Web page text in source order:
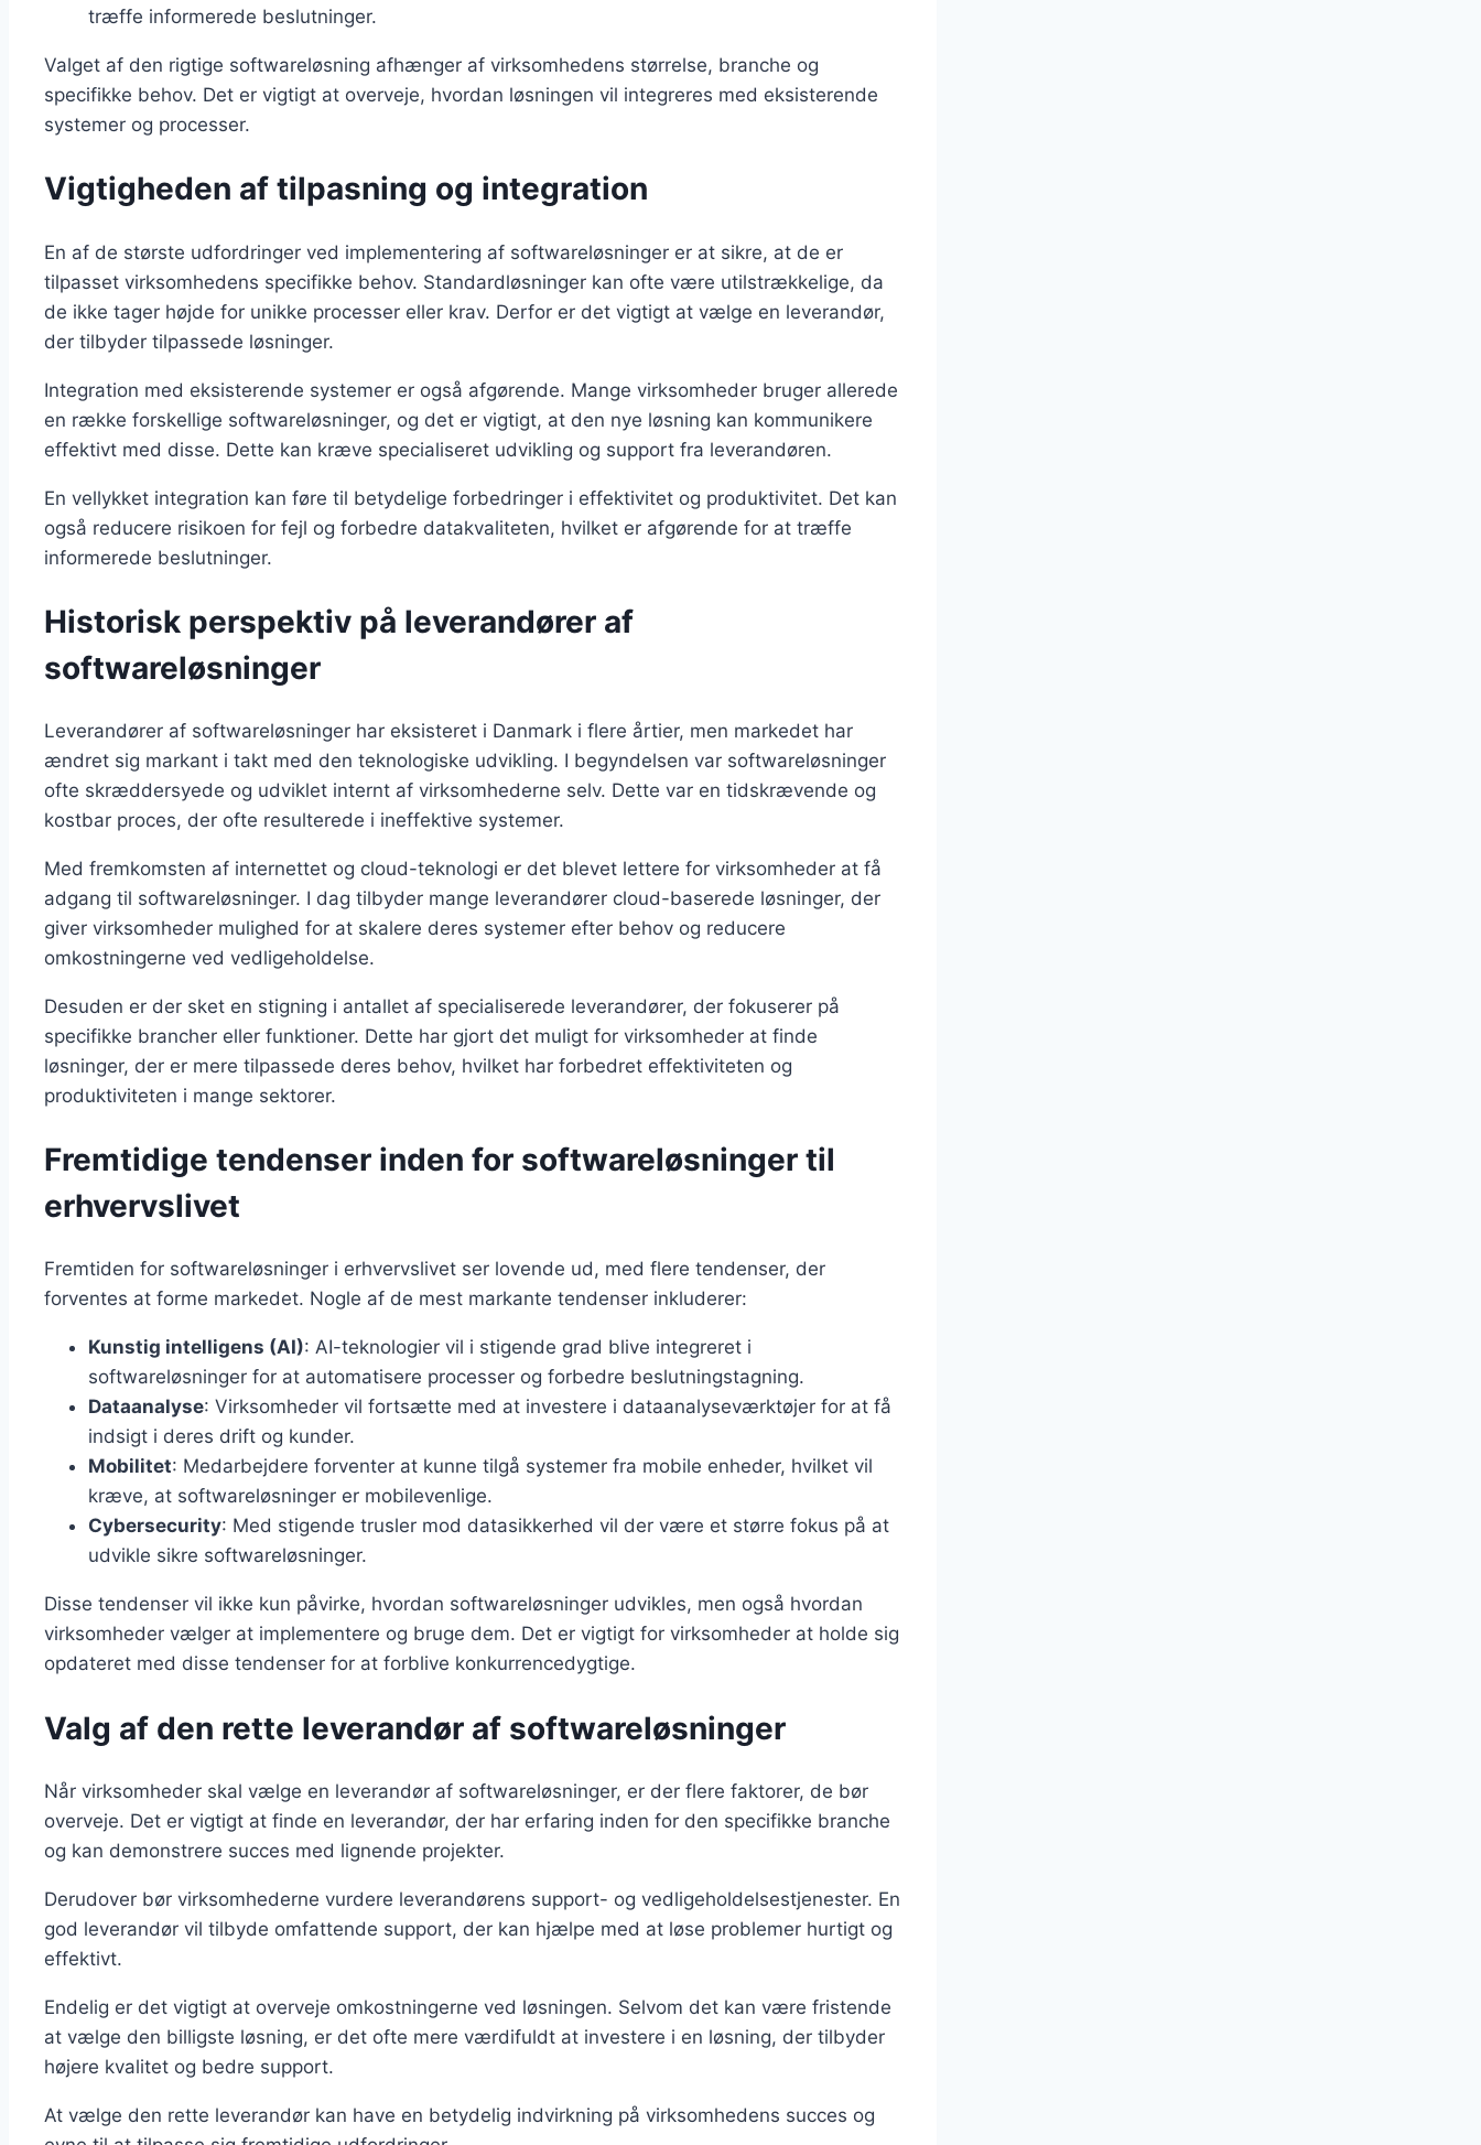
træffe informerede beslutninger.
Valget af den rigtige softwareløsning afhænger af virksomhedens størrelse, branche og
specifikke behov. Det er vigtigt at overveje, hvordan løsningen vil integreres med eksisterende
systemer og processer.
Vigtigheden af tilpasning og integration
En af de største udfordringer ved implementering af softwareløsninger er at sikre, at de er
tilpasset virksomhedens specifikke behov. Standardløsninger kan ofte være utilstrækkelige, da
de ikke tager højde for unikke processer eller krav. Derfor er det vigtigt at vælge en leverandør,
der tilbyder tilpassede løsninger.
Integration med eksisterende systemer er også afgørende. Mange virksomheder bruger allerede
en række forskellige softwareløsninger, og det er vigtigt, at den nye løsning kan kommunikere
effektivt med disse. Dette kan kræve specialiseret udvikling og support fra leverandøren.
En vellykket integration kan føre til betydelige forbedringer i effektivitet og produktivitet. Det kan
også reducere risikoen for fejl og forbedre datakvaliteten, hvilket er afgørende for at træffe
informerede beslutninger.
Historisk perspektiv på leverandører af
softwareløsninger
Leverandører af softwareløsninger har eksisteret i Danmark i flere årtier, men markedet har
ændret sig markant i takt med den teknologiske udvikling. I begyndelsen var softwareløsninger
ofte skræddersyede og udviklet internt af virksomhederne selv. Dette var en tidskrævende og
kostbar proces, der ofte resulterede i ineffektive systemer.
Med fremkomsten af internettet og cloud-teknologi er det blevet lettere for virksomheder at få
adgang til softwareløsninger. I dag tilbyder mange leverandører cloud-baserede løsninger, der
giver virksomheder mulighed for at skalere deres systemer efter behov og reducere
omkostningerne ved vedligeholdelse.
Desuden er der sket en stigning i antallet af specialiserede leverandører, der fokuserer på
specifikke brancher eller funktioner. Dette har gjort det muligt for virksomheder at finde
løsninger, der er mere tilpassede deres behov, hvilket har forbedret effektiviteten og
produktiviteten i mange sektorer.
Fremtidige tendenser inden for softwareløsninger til
erhvervslivet
Fremtiden for softwareløsninger i erhvervslivet ser lovende ud, med flere tendenser, der
forventes at forme markedet. Nogle af de mest markante tendenser inkluderer:
Kunstig intelligens (AI): AI-teknologier vil i stigende grad blive integreret i
softwareløsninger for at automatisere processer og forbedre beslutningstagning.
Dataanalyse: Virksomheder vil fortsætte med at investere i dataanalyseværktøjer for at få
indsigt i deres drift og kunder.
Mobilitet: Medarbejdere forventer at kunne tilgå systemer fra mobile enheder, hvilket vil
kræve, at softwareløsninger er mobilevenlige.
Cybersecurity: Med stigende trusler mod datasikkerhed vil der være et større fokus på at
udvikle sikre softwareløsninger.
Disse tendenser vil ikke kun påvirke, hvordan softwareløsninger udvikles, men også hvordan
virksomheder vælger at implementere og bruge dem. Det er vigtigt for virksomheder at holde sig
opdateret med disse tendenser for at forblive konkurrencedygtige.
Valg af den rette leverandør af softwareløsninger
Når virksomheder skal vælge en leverandør af softwareløsninger, er der flere faktorer, de bør
overveje. Det er vigtigt at finde en leverandør, der har erfaring inden for den specifikke branche
og kan demonstrere succes med lignende projekter.
Derudover bør virksomhederne vurdere leverandørens support- og vedligeholdelsestjenester. En
god leverandør vil tilbyde omfattende support, der kan hjælpe med at løse problemer hurtigt og
effektivt.
Endelig er det vigtigt at overveje omkostningerne ved løsningen. Selvom det kan være fristende
at vælge den billigste løsning, er det ofte mere værdifuldt at investere i en løsning, der tilbyder
højere kvalitet og bedre support.
At vælge den rette leverandør kan have en betydelig indvirkning på virksomhedens succes og